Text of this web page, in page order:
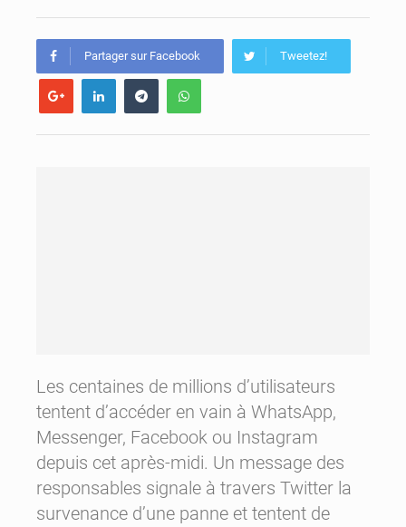
Partager sur Facebook Tweetez!
Les centaines de millions d’utilisateurs
tentent d’accéder en vain à WhatsApp,
Messenger, Facebook ou Instagram
depuis cet après-midi. Un message des
responsables signale à travers Twitter la
survenance d’une panne et tentent de